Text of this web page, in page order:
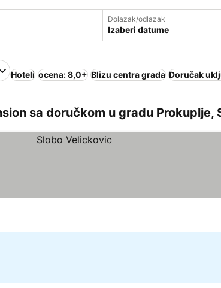
Dolazak/odlazak
Izaberi datume
Hoteli ocena: 8,0+ Blizu centra grada Doručak
sa doručkom u gradu Prokuplje,